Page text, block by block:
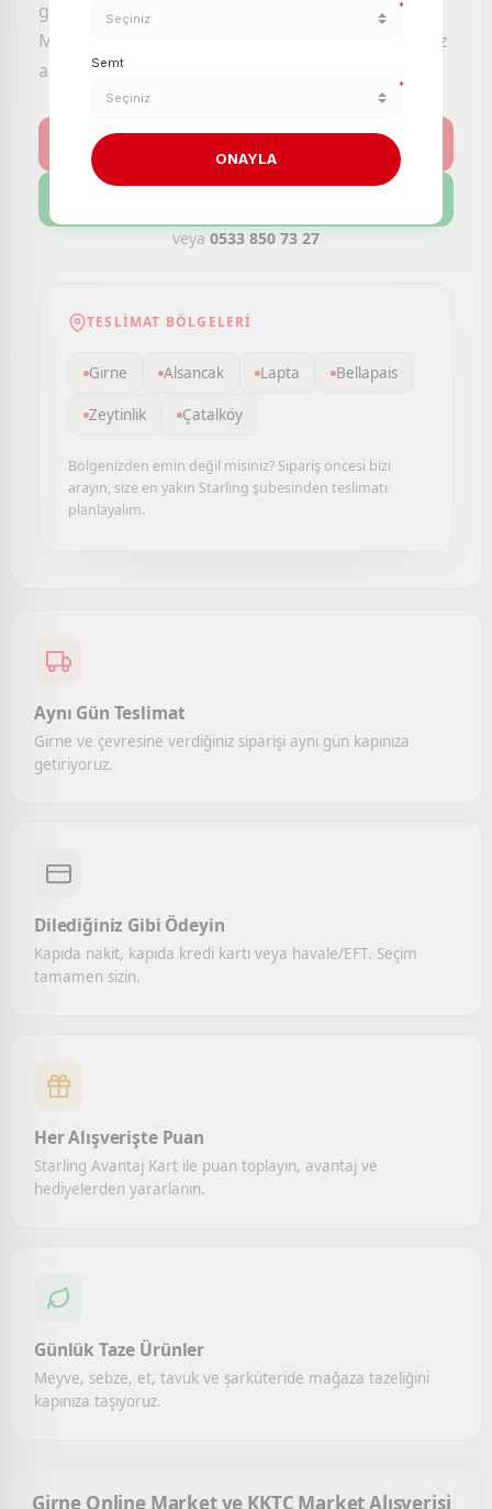
güvencesiyle aynı gün kapınıza getirelim.
Mağazaya gitmeden, sıra beklemeden, dilediğiniz
an alışveriş yapın.
veya 0533 850 73 27
TESLIMAT BÖLGELERI
Girne Alsancak Lapta Bellapais
Zeytinlik Çatalköy
Bölgenizden emin değil misiniz? Sipariş öncesi bizi
arayın, size en yakın Starling şubesinden teslimatı
planlayalım.
Aynı Gün Teslimat
Girne ve çevresine verdiğiniz siparişi aynı gün kapınıza
getiriyoruz.
Dilediğiniz Gibi Ödeyin
Kapıda nakit, kapıda kredi kartı veya havale/EFT. Seçim
tamamen sizin.
Her Alışverişte Puan
Starling Avantaj Kart ile puan toplayın, avantaj ve
hediyelerden yararlanın.
Günlük Taze Ürünler
Meyve, sebze, et, tavuk ve şarküteride mağaza tazeliğini
kapınıza taşıyoruz.
Girne Online Market ve KKTC Market Alışverişi
*
Semt
*
ONAYLA